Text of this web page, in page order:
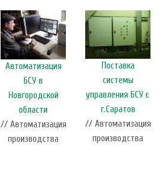
Автоматизация
БСУ в
Новгородской
области
// Автоматизация
производства
Поставка
системы
управления БСУ в
г.Саратов
// Автоматизация
производства